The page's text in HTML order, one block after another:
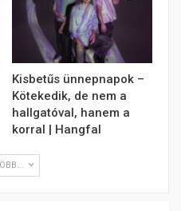
Kisbetűs ünnepnapok –
Kötekedik, de nem a
hallgatóval, hanem a
korral | Hangfal